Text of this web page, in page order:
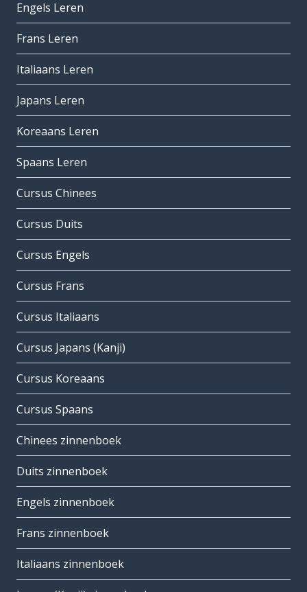
Engels Leren
Frans Leren
Italiaans Leren
Japans Leren
Koreaans Leren
Spaans Leren
Cursus Chinees
Cursus Duits
Cursus Engels
Cursus Frans
Cursus Italiaans
Cursus Japans (Kanji)
Cursus Koreaans
Cursus Spaans
Chinees zinnenboek
Duits zinnenboek
Engels zinnenboek
Frans zinnenboek
Italiaans zinnenboek